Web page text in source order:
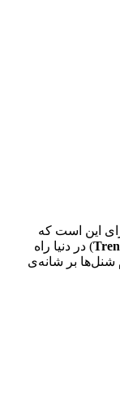
این است که
) در دنیا راه
شنل‌ها بر شانه‌ی